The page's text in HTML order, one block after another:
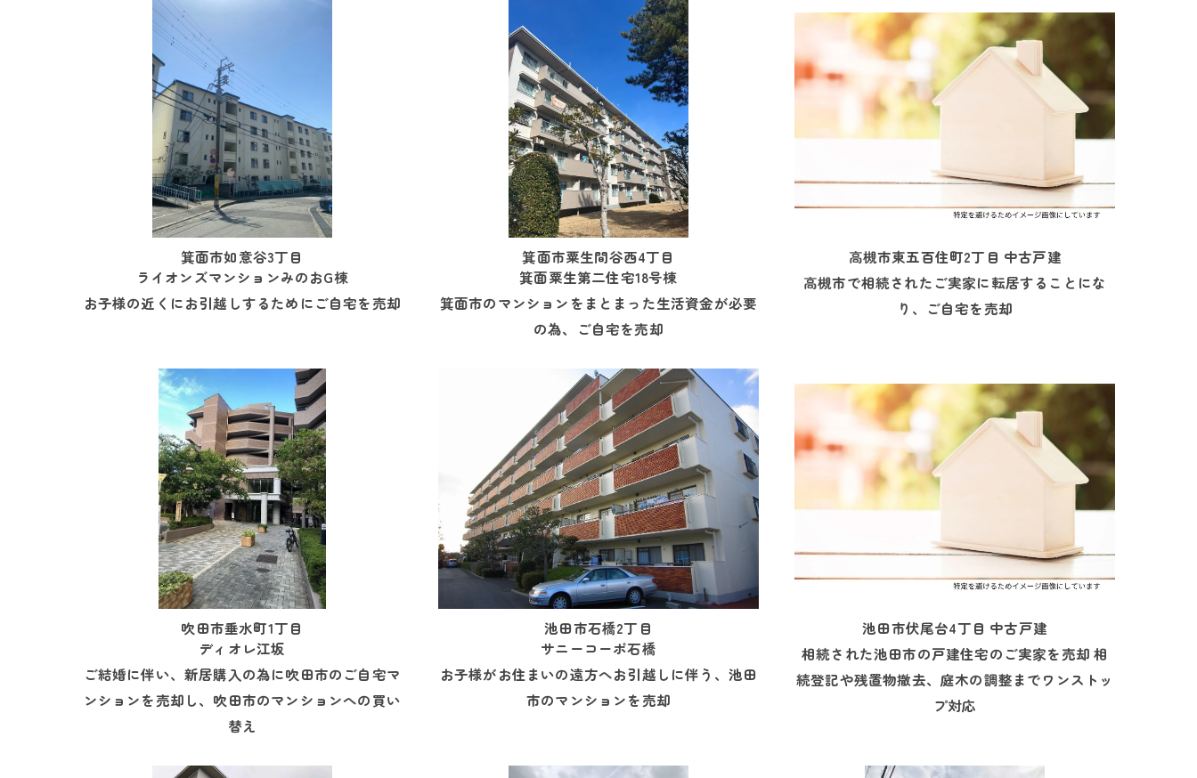
箕面市如意谷3丁目
ライオンズマンションみのおG棟
お子様の近くにお引越しするためにご自宅を売却
箕面市粟生間谷西4丁目
箕面粟生第二住宅18号棟
箕面市のマンションをまとまった生活資金が必要
の為、ご自宅を売却
高槻市東五百住町2丁目 中古戸建
高槻市で相続されたご実家に転居することにな
り、ご自宅を売却
吹田市垂水町1丁目
ディオレ江坂
ご結婚に伴い、新居購入の為に吹田市のご自宅マ
ンションを売却し、吹田市のマンションへの買い
替え
池田市石橋2丁目
サニーコーポ石橋
お子様がお住まいの遠方へお引越しに伴う、池田
市のマンションを売却
池田市伏尾台4丁目 中古戸建
相続された池田市の戸建住宅のご実家を売却 相
続登記や残置物撤去、庭木の調整までワンストッ
プ対応